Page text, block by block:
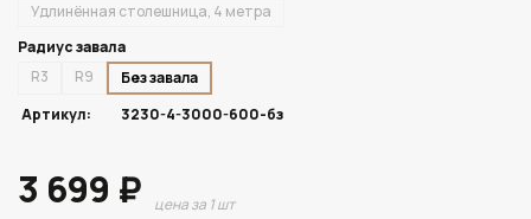
Удлинённая столешница, 4 метра
Радиус завала
R3
R9
Без завала
Артикул:
3230-4-3000-600-бз
3 699 ₽ цена за 1 шт